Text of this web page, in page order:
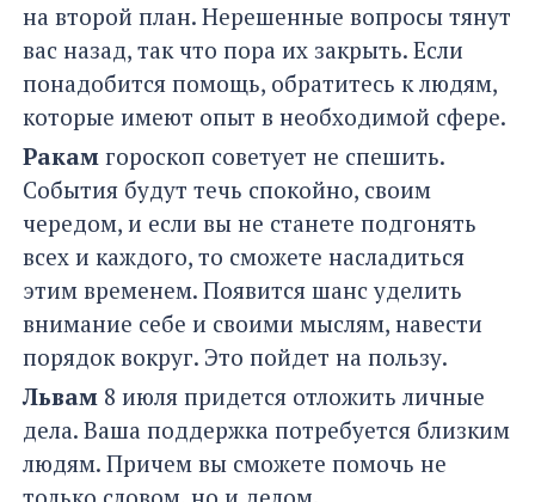
на второй план. Нерешенные вопросы тянут
вас назад, так что пора их закрыть. Если
понадобится помощь, обратитесь к людям,
которые имеют опыт в необходимой сфере.
Ракам гороскоп советует не спешить.
События будут течь спокойно, своим
чередом, и если вы не станете подгонять
всех и каждого, то сможете насладиться
этим временем. Появится шанс уделить
внимание себе и своими мыслям, навести
порядок вокруг. Это пойдет на пользу.
Львам 8 июля придется отложить личные
дела. Ваша поддержка потребуется близким
людям. Причем вы сможете помочь не